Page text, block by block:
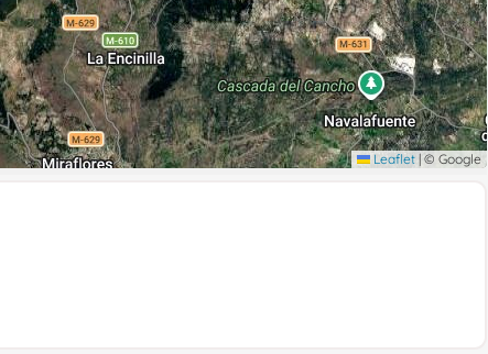
Leaflet | © Google